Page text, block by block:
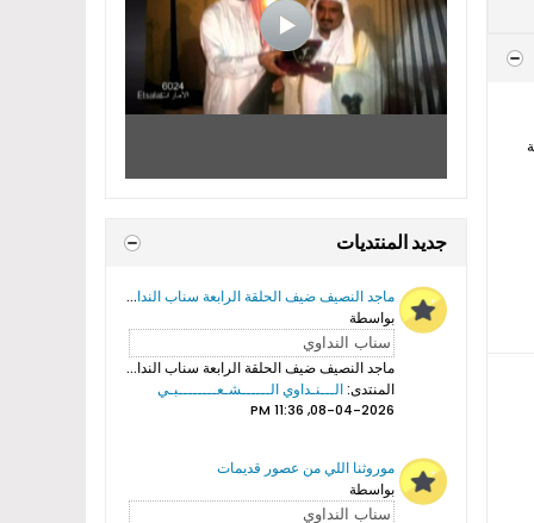
جديد المنتديات
ماجد النصيف ضيف الحلقة الرابعة سناب النداوي
بواسطة
ماجد النصيف ضيف الحلقة الرابعة سناب النداوي...
المنتدى:الـــنـداوي الــــــشـعــــــــبـي
08-04-2026, 11:36 PM
موروثنا اللي من عصور قديمات
بواسطة